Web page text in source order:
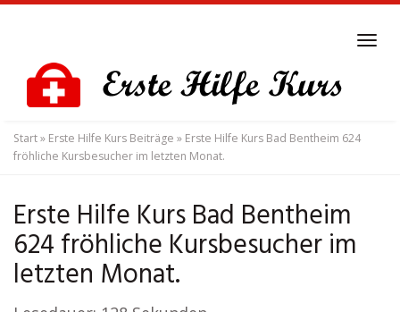
content
Start» Erste Hilfe Kurs Beiträge » Erste Hilfe Kurs Bad Bentheim 624
fröhliche Kursbesucher im letzten Monat.
Erste Hilfe Kurs Bad Bentheim
624 fröhliche Kursbesucher im
letzten Monat.